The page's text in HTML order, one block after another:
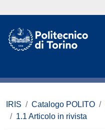
IRIS Catalogo POLITO
1.1 Articolo in rivista